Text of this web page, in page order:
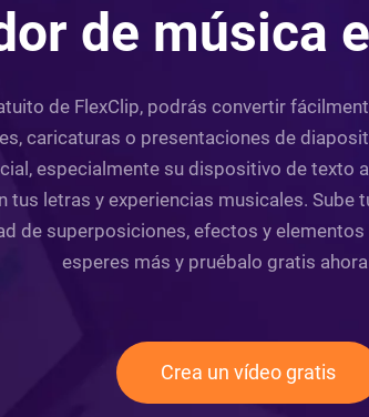
de música
de FlexClip, podrás convertir
caricaturas o presentaciones de
especialmente su dispositivo de texto
tus letras y experiencias musicales.
de superposiciones, efectos y
esperes más y pruébalo gratis
Crea un vídeo gratis